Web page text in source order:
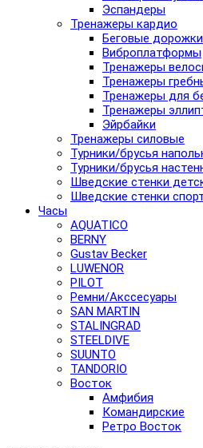
Эспандеры
Тренажеры кардио
Беговые дорожки
Виброплатформы
Тренажеры
Тренажеры
Тренажеры для
Тренажеры
Эйрбайки
Тренажеры силовые
Турники/брусья
Турники/брусья
Шведские стенки
Шведские стенки
Часы
AQUATICO
BERNY
Gustav Becker
LUWENOR
PILOT
Pемни/Акссесуары
SAN MARTIN
STALINGRAD
STEELDIVE
SUUNTO
TANDORIO
Восток
Амфибия
Командирские
Ретро Восток